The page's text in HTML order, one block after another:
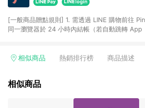
[一般商品贈點規則] 1. 需透過 LINE 購物前往
同一瀏覽器於 24 小時內結帳（若自動跳轉 App
回饋訂單不得享有 Pinkoi 站方優惠，例如首購優
行為，不具贈點資格，部分退款不在此限。 6.
相似商品 熱銷排行榜 商品描述
相似商品